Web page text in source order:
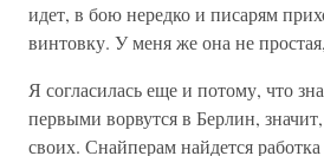
идет, в бою нередко и писарям
винтовку. У меня же она не
Я согласилась еще и потому, что
первыми ворвутся в Берлин,
своих. Снайперам найдется